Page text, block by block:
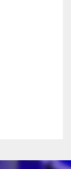
hosszabb
súlyától
szállítási